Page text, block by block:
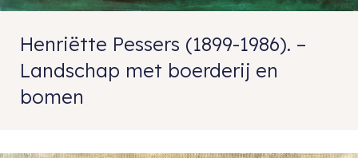
Henriëtte Pessers (1899-1986). –
Landschap met boerderij en
bomen